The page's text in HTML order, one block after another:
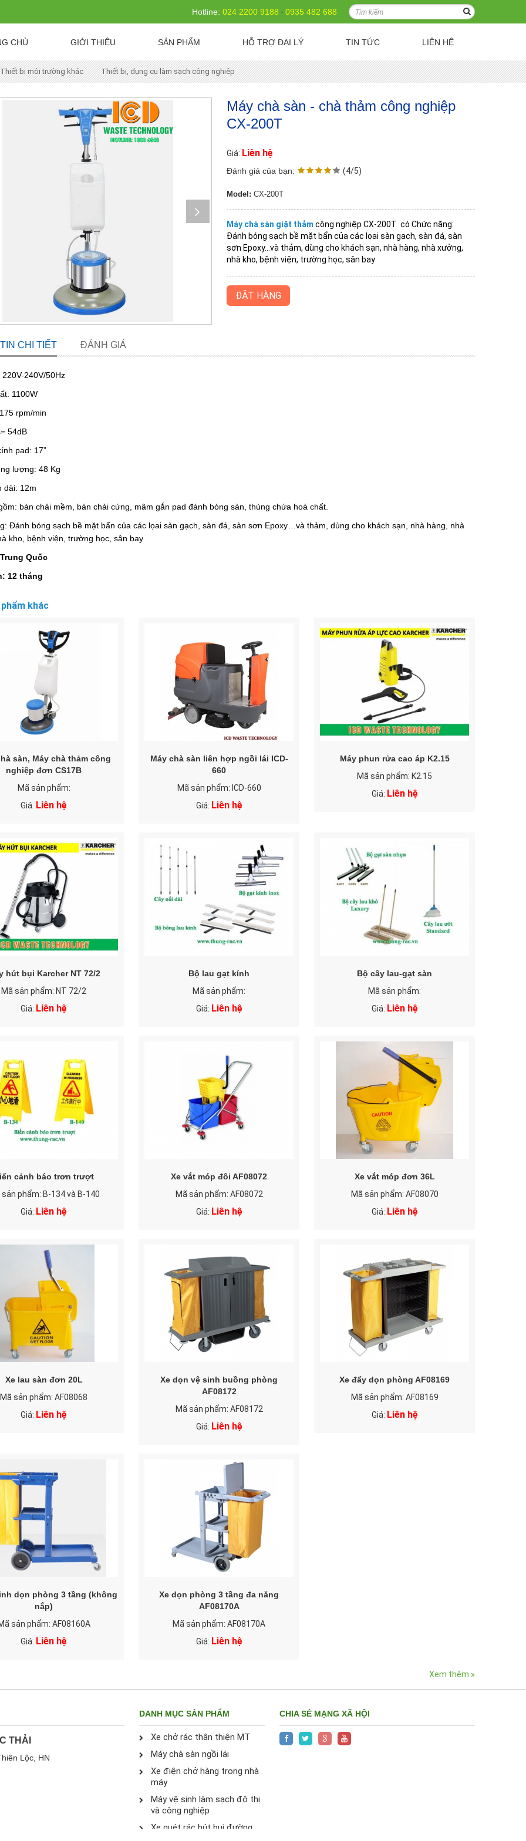
Hotline: 024 2200 9188 - 0935 482 688
CHỦ GIỚI THIỆU SẢN PHẨM HỖ TRỢ ĐẠI LÝ TIN TỨC LIÊN HỆ
Thiết bị môi trường khác Thiết bị, dụng cụ làm sạch công nghiệp
Máy chà sàn - chà thảm công nghiệp
CX-200T
Giá: Liên hệ
Đánh giá của bạn: (4/5)
Model: CX-200T
Máy chà sàn giặt thảm công nghiệp CX-200T có Chức năng:
Đánh bóng sạch bề mặt bẩn của các lọai sàn gạch, sàn đá, sàn
sơn Epoxy…và thảm, dùng cho khách sạn, nhà hàng, nhà xưởng,
nhà kho, bệnh viện, trường học, sân bay
ĐẶT HÀNG
CHI TIẾT ĐÁNH GIÁ
240V/50Hz
1100W
rpm/min
54dB
pad: 17”
lượng: 48 Kg
dài: 12m
bàn chải mềm, bàn chải cứng, mâm gắn pad đánh bóng sàn, thùng chứa hoá chất.
Đánh bóng sạch bề mặt bẩn của các lọai sàn gạch, sàn đá, sàn sơn Epoxy…và thảm, dùng cho khách sạn, nhà hàng, nhà
kho, bệnh viện, trường học, sân bay
Quốc
12 tháng
khác
sàn, Máy chà thảm công
nghiệp đơn CS17B
Mã sản phẩm:
Giá: Liên hệ
Máy chà sàn liên hợp ngồi lái ICD-
660
Mã sản phẩm: ICD-660
Giá: Liên hệ
Máy phun rửa cao áp K2.15
Mã sản phẩm: K2.15
Giá: Liên hệ
hút bụi Karcher NT 72/2
Mã sản phẩm: NT 72/2
Giá: Liên hệ
Bộ lau gạt kính
Mã sản phẩm:
Giá: Liên hệ
Bộ cây lau-gạt sàn
Mã sản phẩm:
Giá: Liên hệ
cảnh báo trơn trượt
sản phẩm: B-134 và B-140
Giá: Liên hệ
Xe vắt móp đôi AF08072
Mã sản phẩm: AF08072
Giá: Liên hệ
Xe vắt móp đơn 36L
Mã sản phẩm: AF08070
Giá: Liên hệ
Xe lau sàn đơn 20L
Mã sản phẩm: AF08068
Giá: Liên hệ
Xe dọn vệ sinh buồng phòng
AF08172
Mã sản phẩm: AF08172
Giá: Liên hệ
Xe đẩy dọn phòng AF08169
Mã sản phẩm: AF08169
Giá: Liên hệ
dọn phòng 3 tầng (không
nắp)
sản phẩm: AF08160A
Giá: Liên hệ
Xe dọn phòng 3 tầng đa năng
AF08170A
Mã sản phẩm: AF08170A
Giá: Liên hệ
Xem thêm »
THẢI
Lộc, HN
DANH MỤC SẢN PHẨM
Xe chở rác thân thiện MT
Máy chà sàn ngồi lái
Xe điện chở hàng trong nhà
máy
Máy vệ sinh làm sạch đô thị
và công nghiệp
Xe quét rác hút bụi đường
CHIA SẺ MẠNG XÃ HỘI